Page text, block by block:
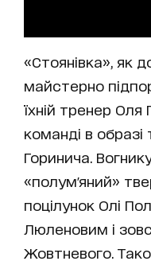
«Стоянівка», як
майстерно
їхній тренер
команді в образі
Горинича.
«полум'яний»
поцілунок Олі
Люленовим і
Жовтневого.